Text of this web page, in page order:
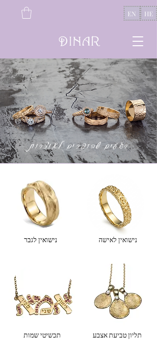
EN HE
נישואין לגבר נישואין לאישה
תכשיטי שמות תליון טביעת אצבע